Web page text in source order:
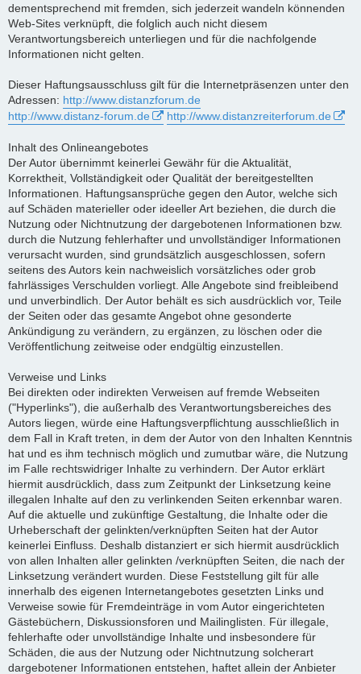
dementsprechend mit fremden, sich jederzeit wandeln könnenden
Web-Sites verknüpft, die folglich auch nicht diesem
Verantwortungsbereich unterliegen und für die nachfolgende
Informationen nicht gelten.
Dieser Haftungsausschluss gilt für die Internetpräsenzen unter den
Adressen: http://www.distanzforum.de
http://www.distanz-forum.de
http://www.distanzreiterforum.de
Inhalt des Onlineangebotes
Der Autor übernimmt keinerlei Gewähr für die Aktualität,
Korrektheit, Vollständigkeit oder Qualität der bereitgestellten
Informationen. Haftungsansprüche gegen den Autor, welche sich
auf Schäden materieller oder ideeller Art beziehen, die durch die
Nutzung oder Nichtnutzung der dargebotenen Informationen bzw.
durch die Nutzung fehlerhafter und unvollständiger Informationen
verursacht wurden, sind grundsätzlich ausgeschlossen, sofern
seitens des Autors kein nachweislich vorsätzliches oder grob
fahrlässiges Verschulden vorliegt. Alle Angebote sind freibleibend
und unverbindlich. Der Autor behält es sich ausdrücklich vor, Teile
der Seiten oder das gesamte Angebot ohne gesonderte
Ankündigung zu verändern, zu ergänzen, zu löschen oder die
Veröffentlichung zeitweise oder endgültig einzustellen.
Verweise und Links
Bei direkten oder indirekten Verweisen auf fremde Webseiten
("Hyperlinks"), die außerhalb des Verantwortungsbereiches des
Autors liegen, würde eine Haftungsverpflichtung ausschließlich in
dem Fall in Kraft treten, in dem der Autor von den Inhalten Kenntnis
hat und es ihm technisch möglich und zumutbar wäre, die Nutzung
im Falle rechtswidriger Inhalte zu verhindern. Der Autor erklärt
hiermit ausdrücklich, dass zum Zeitpunkt der Linksetzung keine
illegalen Inhalte auf den zu verlinkenden Seiten erkennbar waren.
Auf die aktuelle und zukünftige Gestaltung, die Inhalte oder die
Urheberschaft der gelinkten/verknüpften Seiten hat der Autor
keinerlei Einfluss. Deshalb distanziert er sich hiermit ausdrücklich
von allen Inhalten aller gelinkten /verknüpften Seiten, die nach der
Linksetzung verändert wurden. Diese Feststellung gilt für alle
innerhalb des eigenen Internetangebotes gesetzten Links und
Verweise sowie für Fremdeinträge in vom Autor eingerichteten
Gästebüchern, Diskussionsforen und Mailinglisten. Für illegale,
fehlerhafte oder unvollständige Inhalte und insbesondere für
Schäden, die aus der Nutzung oder Nichtnutzung solcherart
dargebotener Informationen entstehen, haftet allein der Anbieter